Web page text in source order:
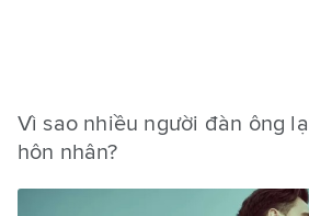
Vì sao nhiều người đàn ông
hôn nhân?